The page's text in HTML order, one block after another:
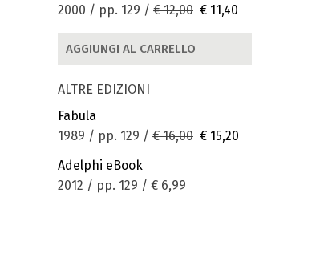
2000 / pp. 129 / € 12,00 € 11,40
AGGIUNGI AL CARRELLO
ALTRE EDIZIONI
Fabula
1989 / pp. 129 / € 16,00 € 15,20
Adelphi eBook
2012 / pp. 129 / € 6,99